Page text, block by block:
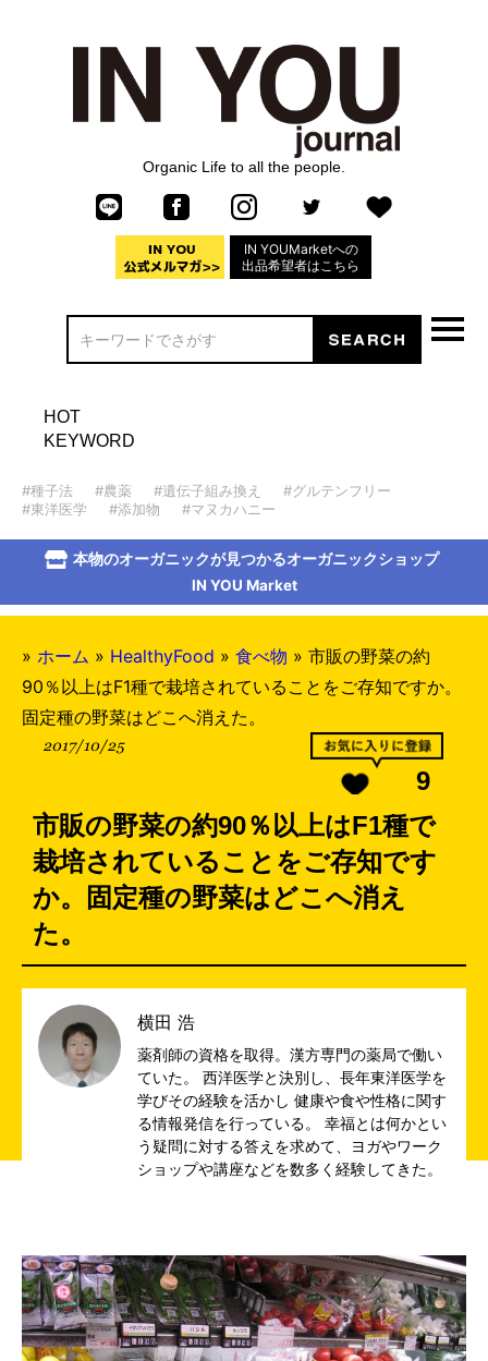
Organic Life to all the people.
IN YOUMarketへの
出品希望者はこちら
HOT
KEYWORD
#種子法 #農薬 #遺伝子組み換え
#グルテンフリー
#東洋医学
#添加物 #マヌカハニー
本物のオーガニックが見つかるオーガニックショップ
IN YOU Market
» ホーム » HealthyFood » 食べ物 » 市販の野菜の約
90％以上はF1種で栽培されていることをご存知ですか。
固定種の野菜はどこへ消えた。
2017/10/25
9
市販の野菜の約90％以上はF1種で
栽培されていることをご存知です
か。固定種の野菜はどこへ消え
た。
横田 浩
薬剤師の資格を取得。漢方専門の薬局で働い
ていた。 西洋医学と決別し、長年東洋医学を
学びその経験を活かし 健康や食や性格に関す
る情報発信を行っている。 幸福とは何かとい
う疑問に対する答えを求めて、ヨガやワーク
ショップや講座などを数多く経験してきた。